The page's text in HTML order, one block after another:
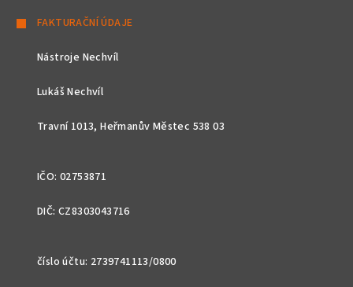
FAKTURAČNÍ ÚDAJE
Nástroje Nechvíl
Lukáš Nechvíl
Travní 1013, Heřmanův Městec 538 03
IČO: 02753871
DIČ: CZ8303043716
číslo účtu: 2739741113/0800